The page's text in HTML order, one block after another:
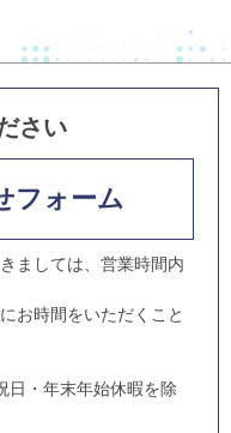
さい
フォーム
ましては、営業時間内
お時間をいただくこと
・年末年始休暇を除